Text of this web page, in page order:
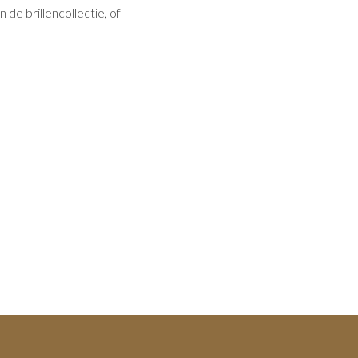
de brillencollectie, of